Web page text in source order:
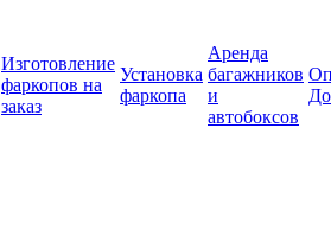
Изготовление
фаркопов на
заказ
Установка
фаркопа
Аренда
багажников
и
автобоксов